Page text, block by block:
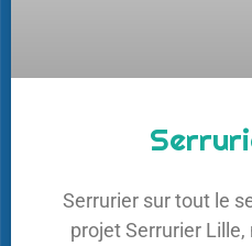
Serrurier sur tout le
projet Serrurier